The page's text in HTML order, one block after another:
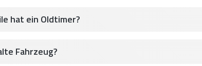
hat ein Oldtimer?
Fahrzeug?